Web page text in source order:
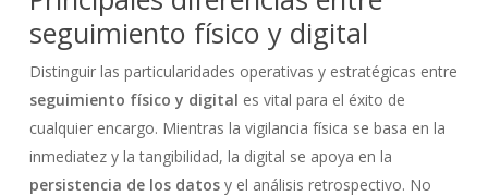
seguimiento físico y digital
Distinguir las particularidades operativas y estratégicas entre
seguimiento físico y digital es vital para el éxito de
cualquier encargo. Mientras la vigilancia física se basa en la
inmediatez y la tangibilidad, la digital se apoya en la
persistencia de los datosy el análisis retrospectivo. No